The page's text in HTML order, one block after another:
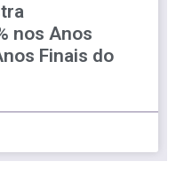
nos Anos
Finais do